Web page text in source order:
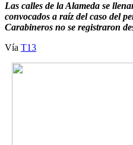
Las calles de la Alameda se
convocados a raíz del caso del
Carabineros no se registraron
Vía T13